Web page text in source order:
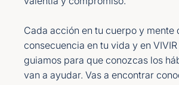
Cada acción en tu cuerpo y mente
consecuencia en tu vida y en VIVIR
guiamos para que conozcas los
van a ayudar. Vas a encontrar